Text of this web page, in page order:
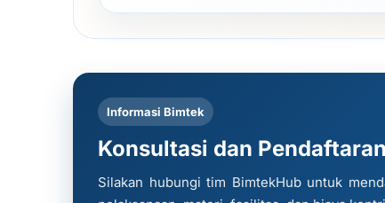
Informasi Bimtek
Konsultasi dan
Silakan hubungi tim BimtekHub untuk